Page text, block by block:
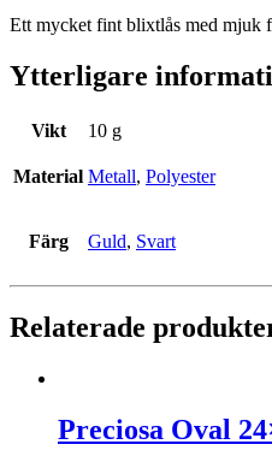
Ett mycket fint blixtlås med mjuk
Ytterligare
Vikt 10 g
Material Metall, Polyester
Färg Guld, Svart
Relaterade
Preciosa Oval